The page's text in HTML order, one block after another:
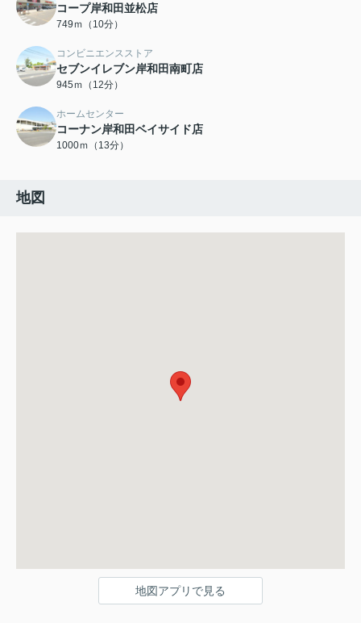
コープ岸和田並松店
749ｍ（10分）
コンビニエンスストア
セブンイレブン岸和田南町店
945ｍ（12分）
ホームセンター
コーナン岸和田ベイサイド店
1000ｍ（13分）
地図
地図アプリで見る